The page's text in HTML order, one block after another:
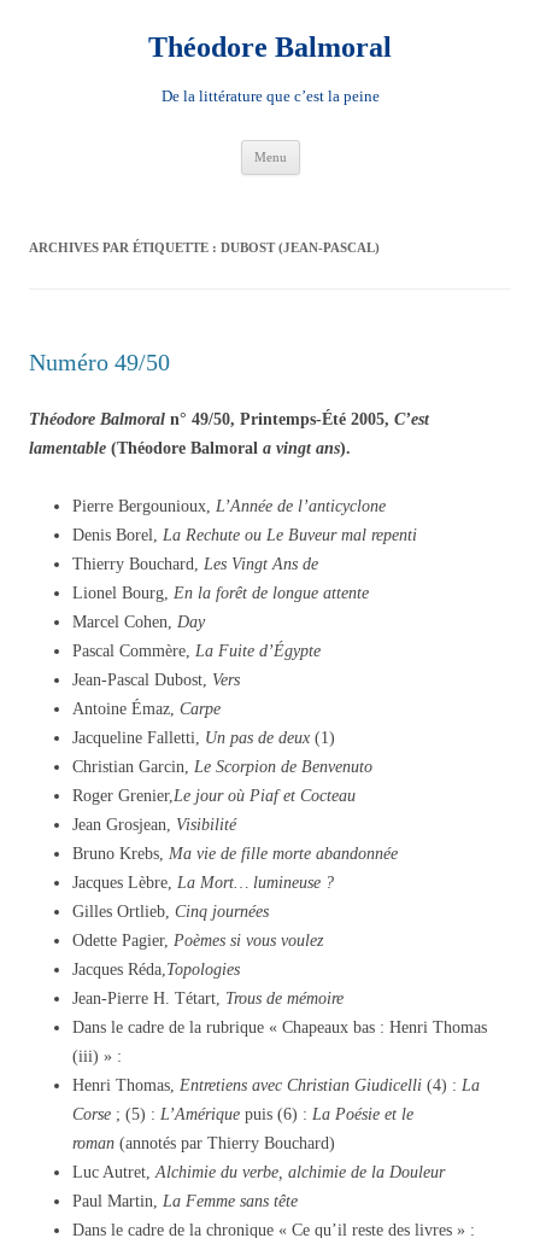
Théodore Balmoral
De la littérature que c’est la peine
Menu
ARCHIVES PAR ÉTIQUETTE : DUBOST (JEAN-PASCAL)
Numéro 49/50
Théodore Balmoral n° 49/50, Printemps-Été 2005, C’est
lamentable (Théodore Balmoral a vingt ans).
Pierre Bergounioux, L’Année de l’anticyclone
Denis Borel, La Rechute ou Le Buveur mal repenti
Thierry Bouchard, Les Vingt Ans de
Lionel Bourg, En la forêt de longue attente
Marcel Cohen, Day
Pascal Commère, La Fuite d’Égypte
Jean-Pascal Dubost, Vers
Antoine Émaz, Carpe
Jacqueline Falletti, Un pas de deux (1)
Christian Garcin, Le Scorpion de Benvenuto
Roger Grenier,Le jour où Piaf et Cocteau
Jean Grosjean, Visibilité
Bruno Krebs, Ma vie de fille morte abandonnée
Jacques Lèbre, La Mort… lumineuse ?
Gilles Ortlieb, Cinq journées
Odette Pagier, Poèmes si vous voulez
Jacques Réda,Topologies
Jean-Pierre H. Tétart, Trous de mémoire
Dans le cadre de la rubrique « Chapeaux bas : Henri Thomas
(iii) » :
Henri Thomas, Entretiens avec Christian Giudicelli (4) : La
Corse ; (5) : L’Amérique puis (6) : La Poésie et le
roman (annotés par Thierry Bouchard)
Luc Autret,Alchimie du verbe, alchimie de la Douleur
Paul Martin, La Femme sans tête
Dans le cadre de la chronique « Ce qu’il reste des livres » :